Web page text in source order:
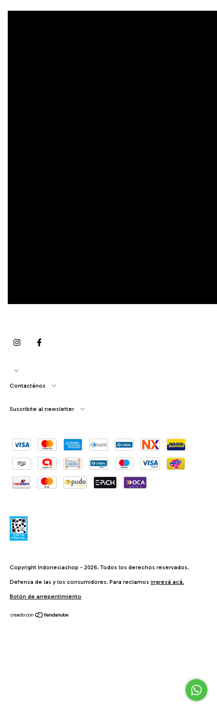
Contactános
Suscribite al newsletter
Copyright Indonesiashop - 2026. Todos los derechos reservados.
Defensa de las y los consumidores. Para reclamos ingresá acá.
Botón de arrepentimiento